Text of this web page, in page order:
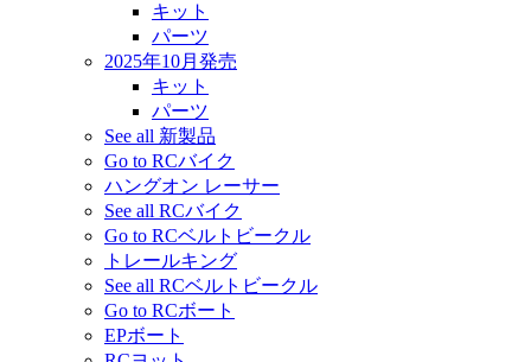
キット
パーツ
2025年10月発売
キット
パーツ
See all 新製品
Go to RCバイク
ハングオン レーサー
See all RCバイク
Go to RCベルトビークル
トレールキング
See all RCベルトビークル
Go to RCボート
EPボート